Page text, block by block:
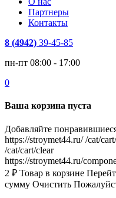
Партнеры
Контакты
8 (4942) 39-45-85
пн-пт 08:00 - 17:00
0
Ваша корзина пуста
Добавляйте
https://stroymet44.ru/ /cat/
/cat/cart/clear
https://stroymet44.ru/
2 ₽ Товар в корзине
сумму Очистить